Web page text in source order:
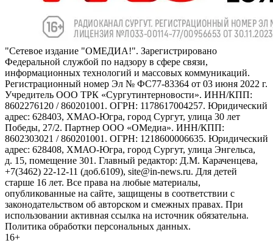
"Сетевое издание "ОМЕДИА!". Зарегистрировано
Федеральной службой по надзору в сфере связи,
информационных технологий и массовых коммуникаций.
Регистрационный номер Эл № ФС77-83364 от 03 июня 2022 г.
Учредитель ООО ТРК «Сургутинтерновости». ИНН/КПП:
8602276120 / 860201001. ОГРН: 1178617004257. Юридический
адрес: 628403, ХМАО-Югра, город Сургут, улица 30 лет
Победы, 27/2. Партнер ООО «ОМедиа». ИНН/КПП:
8602303021 / 860201001. ОГРН: 1218600006635. Юридический
адрес: 628408, ХМАО-Югра, город Сургут, улица Энгельса,
д. 15, помещение 301. Главный редактор: Д.М. Караченцева,
+7(3462) 22-12-11 (доб.6109), site@in-news.ru. Для детей
старше 16 лет. Все права на любые материалы,
опубликованные на сайте, защищены в соответствии с
законодательством об авторском и смежных правах. При
использовании активная ссылка на источник обязательна.
Политика обработки персональных данных.
16+